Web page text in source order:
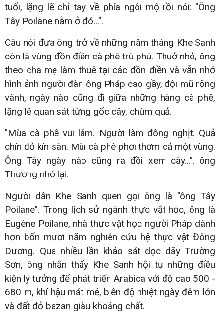
tuổi, lặng lẽ chỉ tay về phía ngôi mộ rồi nói: "Ông
Tây Poilane nằm ở đó...".
Câu nói đưa ông trở về những năm tháng Khe Sanh
còn là vùng đồn điền cà phê trù phú. Thuở nhỏ, ông
theo cha mẹ làm thuê tại các đồn điền và vẫn nhớ
hình ảnh người đàn ông Pháp cao gầy, đội mũ rộng
vành, ngày nào cũng đi giữa những hàng cà phê,
lặng lẽ quan sát từng gốc cây, chùm quả.
"Mùa cà phê vui lắm. Người làm đông nghịt. Quả
chín đỏ kín sân. Mùi cà phê phơi thơm cả một vùng.
Ông Tây ngày nào cũng ra đồi xem cây...", ông
Thương nhớ lại.
Người dân Khe Sanh quen gọi ông là "ông Tây
Poilane". Trong lịch sử ngành thực vật học, ông là
Eugène Poilane, nhà thực vật học người Pháp dành
hơn bốn mươi năm nghiên cứu hệ thực vật Đông
Dương. Qua nhiều lần khảo sát dọc dãy Trường
Sơn, ông nhận thấy Khe Sanh hội tụ những điều
kiện lý tưởng để phát triển Arabica với độ cao 500 -
680 m, khí hậu mát mẻ, biên độ nhiệt ngày đêm lớn
và đất đỏ bazan giàu khoáng chất.